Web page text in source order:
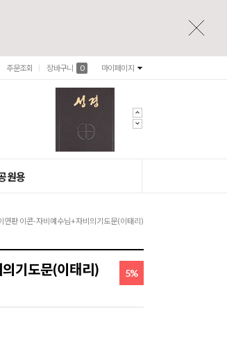
주문조회 장바구니 0 마이페이지
원용
연판 이콘-자비예수님+자비의기도문(이태리)
기도문(이태리) 5%